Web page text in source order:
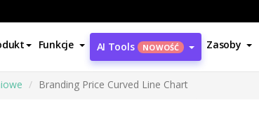
Funkcje AI Tools NOWOŚĆ Zasoby
Branding Price Curved Line Chart